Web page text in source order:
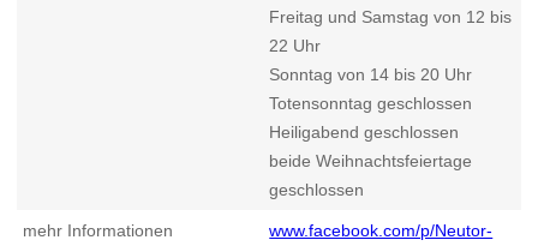
Freitag und Samstag von 12 bis
22 Uhr
Sonntag von 14 bis 20 Uhr
Totensonntag geschlossen
Heiligabend geschlossen
beide Weihnachtsfeiertage
geschlossen
mehr Informationen
www.facebook.com/p/Neutor-